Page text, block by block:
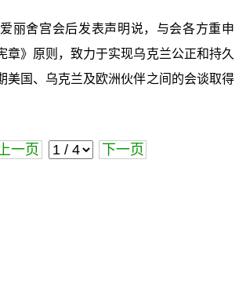
丽舍宫会后发表声明说，与会各方重申
章》原则，致力于实现乌克兰公正和持久
美国、乌克兰及欧洲伙伴之间的会谈取得
上一页 下一页